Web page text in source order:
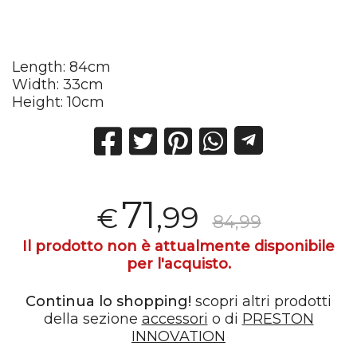
Length: 84cm
Width: 33cm
Height: 10cm
€71,99 84,99
Il prodotto non è attualmente disponibile
per l'acquisto.
Continua lo shopping! scopri altri prodotti
della sezione accessori o di PRESTON
INNOVATION